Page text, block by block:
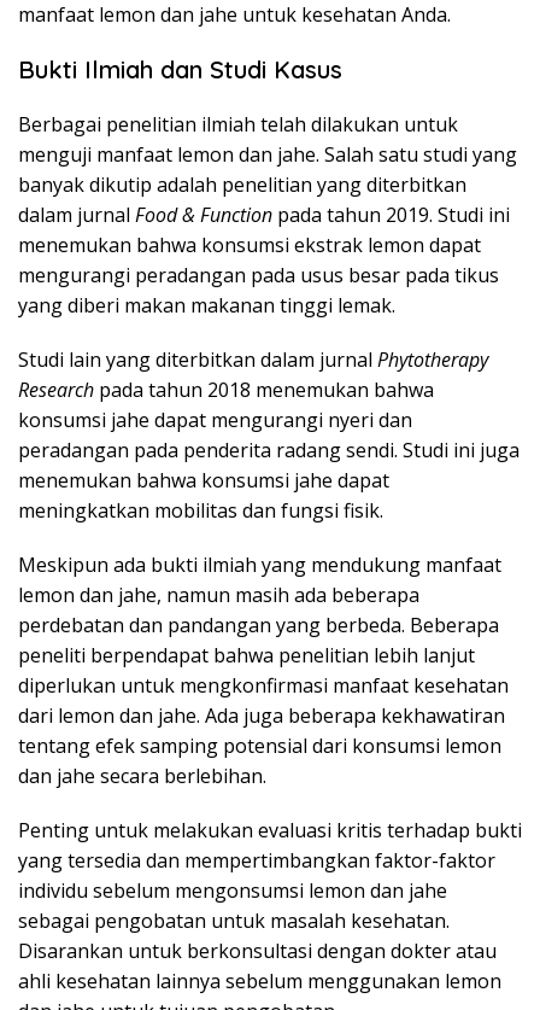
manfaat lemon dan jahe untuk kesehatan Anda.
Bukti Ilmiah dan Studi Kasus
Berbagai penelitian ilmiah telah dilakukan untuk
menguji manfaat lemon dan jahe. Salah satu studi yang
banyak dikutip adalah penelitian yang diterbitkan
dalam jurnal Food & Function pada tahun 2019. Studi ini
menemukan bahwa konsumsi ekstrak lemon dapat
mengurangi peradangan pada usus besar pada tikus
yang diberi makan makanan tinggi lemak.
Studi lain yang diterbitkan dalam jurnal Phytotherapy
Research pada tahun 2018 menemukan bahwa
konsumsi jahe dapat mengurangi nyeri dan
peradangan pada penderita radang sendi. Studi ini juga
menemukan bahwa konsumsi jahe dapat
meningkatkan mobilitas dan fungsi fisik.
Meskipun ada bukti ilmiah yang mendukung manfaat
lemon dan jahe, namun masih ada beberapa
perdebatan dan pandangan yang berbeda. Beberapa
peneliti berpendapat bahwa penelitian lebih lanjut
diperlukan untuk mengkonfirmasi manfaat kesehatan
dari lemon dan jahe. Ada juga beberapa kekhawatiran
tentang efek samping potensial dari konsumsi lemon
dan jahe secara berlebihan.
Penting untuk melakukan evaluasi kritis terhadap bukti
yang tersedia dan mempertimbangkan faktor-faktor
individu sebelum mengonsumsi lemon dan jahe
sebagai pengobatan untuk masalah kesehatan.
Disarankan untuk berkonsultasi dengan dokter atau
ahli kesehatan lainnya sebelum menggunakan lemon